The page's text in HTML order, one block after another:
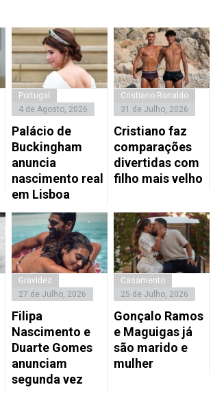
Portugal
4 de Agosto, 2026
Palácio de
Buckingham
anuncia
nascimento real
em Lisboa
Cristiano Ronaldo
31 de Julho, 2026
Cristiano faz
comparações
divertidas com
filho mais velho
Gravidez
27 de Julho, 2026
Filipa
Nascimento e
Duarte Gomes
anunciam
segunda vez
Casamento
25 de Julho, 2026
Gonçalo Ramos
e Maguigas já
são marido e
mulher